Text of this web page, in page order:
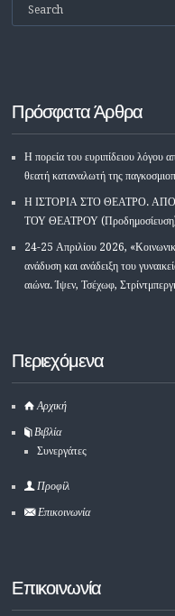
Πρόσφατα Άρθρα
Η πορεία του ευριπίδειου λόγου
θεατή καταναλωτή της
Η ΙΣΤΟΡΙΑ ΣΤΟ ΘΕΑΤΡΟ.
ΤΟΥ ΘΕΑΤΡΟΥ
24-25 Απριλίου 2026,
ανάδυση και ανάδειξη του
αιώνα. Ίψεν, Τσέχωφ,
Περιεχόμενα
Αρχική
Βιβλία
Συνεργάτες
Προφίλ
Επικοινωνία
Επικοινωνία